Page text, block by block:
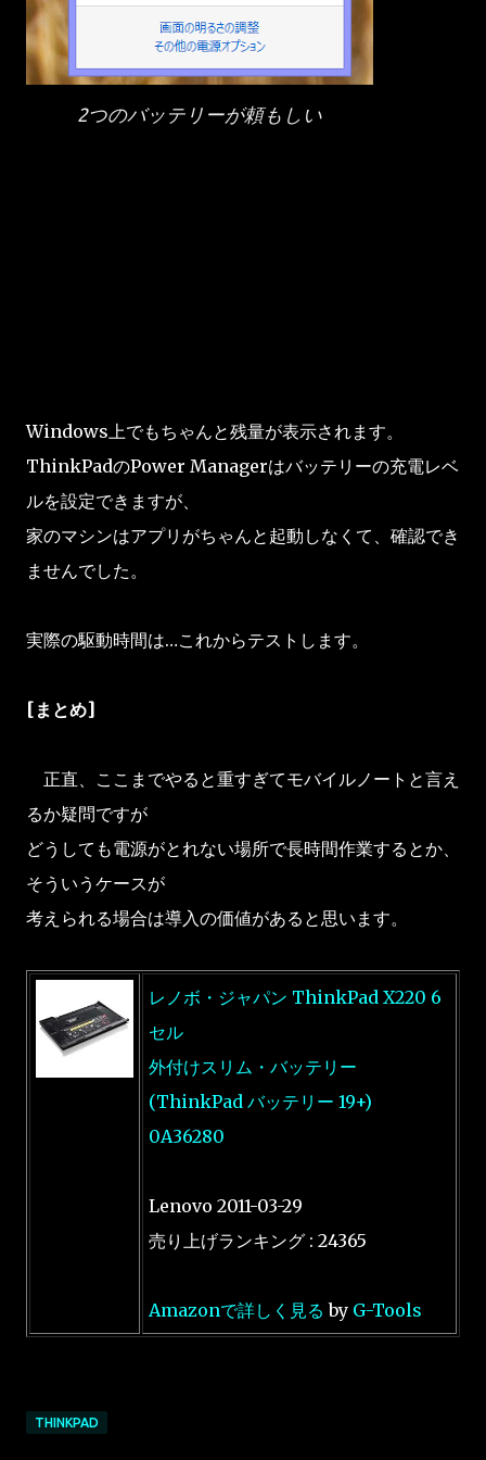
2つのバッテリーが頼もしい
Windows上でもちゃんと残量が表示されます。
ThinkPadのPower Managerはバッテリーの充電レベ
ルを設定できますが、
家のマシンはアプリがちゃんと起動しなくて、確認でき
ませんでした。
実際の駆動時間は…これからテストします。
[まとめ]
正直、ここまでやると重すぎてモバイルノートと言え
るか疑問ですが
どうしても電源がとれない場所で長時間作業するとか、
そういうケースが
考えられる場合は導入の価値があると思います。
レノボ・ジャパン ThinkPad X220 6
セル
外付けスリム・バッテリー
(ThinkPad バッテリー 19+)
0A36280
Lenovo 2011-03-29
売り上げランキング : 24365
Amazonで詳しく見る by G-Tools
THINKPAD